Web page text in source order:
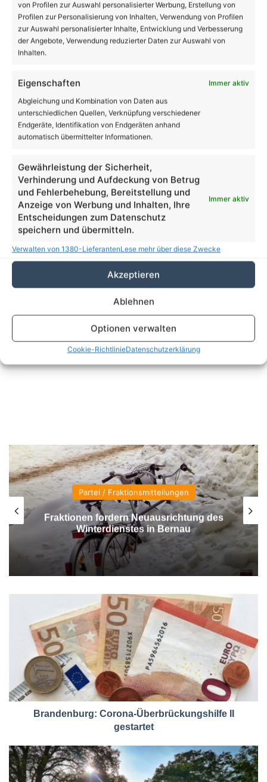
von Profilen zur Auswahl personalisierter Werbung, Erstellung von
Profilen zur Personalisierung von Inhalten, Verwendung von Profilen
zur Auswahl personalisierter Inhalte, Entwicklung und Verbesserung
der Angebote, Verwendung reduzierter Daten zur Auswahl von
Inhalten.
Eigenschaften
Immer aktiv
Abgleichung und Kombination von Daten aus
unterschiedlichen Quellen, Verknüpfung verschiedener
Endgeräte, Identifikation von Endgeräten anhand
automatisch übermittelter Informationen.
Gewährleistung der Sicherheit,
Verhinderung und Aufdeckung von Betrug
und Fehlerbehebung, Bereitstellung und
Anzeige von Werbung und Inhalten, Ihre
Entscheidungen zum Datenschutz
speichern und übermitteln.
Immer aktiv
Verwalten von 1380-LieferantenLese mehr über diese Zwecke
Akzeptieren
Ablehnen
Optionen verwalten
Cookie-RichtlinieDatenschutzerklärung
Link zum Beitrag kopieren
FacebookX LinkedIn
Enthält Werbung
Beruf
Tag der offenen Tür an den
Diakonischen Schulen Lobetal
Brandenburg: Corona-Überbrückungshilfe II
gestartet